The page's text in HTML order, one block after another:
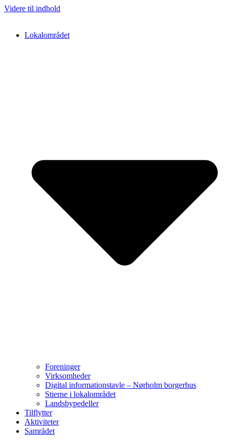
Videre til indhold
Lokalområdet
Foreninger
Virksomheder
Digital informationstavle – Nørholm borgerhus
Stierne i lokalområdet
Landsbypedeller
Tilflytter
Aktiviteter
Samrådet